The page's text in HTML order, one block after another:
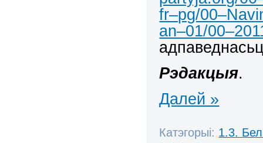
fr–pg/
an–01/
Рэдакцыя.
Далей »
Катэгорыі: 1.3.